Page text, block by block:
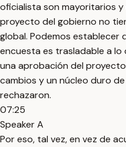
oficialista son mayoritarios
proyecto del gobierno no
global. Podemos establecer
encuesta es trasladable a lo
una aprobación del
cambios y un núcleo duro
rechazaron.
07:25
Speaker A
Por eso, tal vez, en vez de